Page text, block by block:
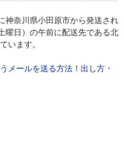
神奈川県小田原市から発送され
曜日）の午前に配送先である北
います。
メールを送る方法！出し方・